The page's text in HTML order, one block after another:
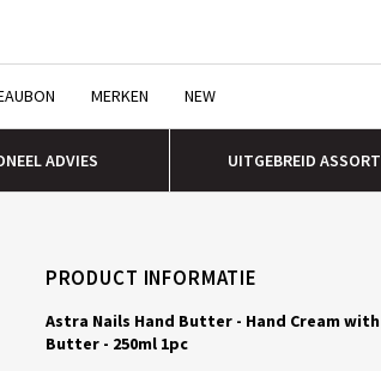
MERKEN NEW
ADVIES UITGEBREID
PRODUCT INFORMATIE
Astra Nails Hand Butter - Hand Cream with
Butter - 250ml 1pc